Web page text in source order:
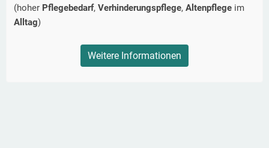
(hoher Pflegebedarf, Verhinderungspflege, Altenpflege im
Alltag)
Weitere Informationen